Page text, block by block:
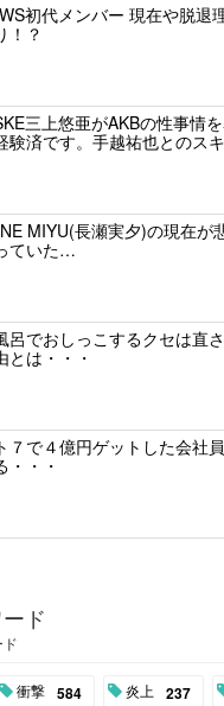
初代メンバー 現在や脱退
！？
三上悠亜がAKBの性事情
験済です。手越祐也とのス
MIYU(長瀬実夕)の現在が
ていた…
呂でおしっこするクセは直
とは・・・
７で４億円ゲットした会社
・・・
ド
衝撃 584 炎上 237